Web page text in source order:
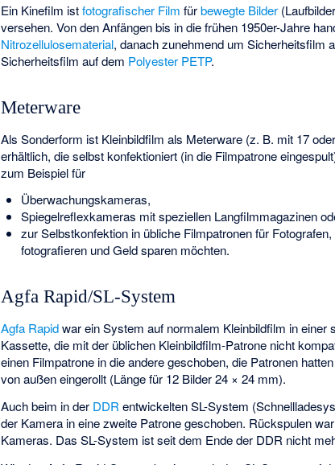
Ein Kinefilm istfotografischer Film fürbewegte Bilder
versehen. Von den Anfängen bis in die frühen 1950er-Jahre
Nitrozellulosematerial, danach zunehmend um Sicherheitsfilm
Sicherheitsfilm auf dem Polyester PETP.
Meterware
Als Sonderform ist Kleinbildfilm als Meterware (z. B. mit 17
erhältlich, die selbst konfektioniert (in die Filmpatrone
zum Beispiel für
Überwachungskameras,
Spiegelreflexkameras mit speziellen Langfilmmagazinen
zur Selbstkonfektion in übliche Filmpatronen für Fotografen,
fotografieren und Geld sparen möchten.
Agfa Rapid/SL-System
Agfa Rapidwar ein System auf normalem Kleinbildfilm in einer
Kassette, die mit der üblichen Kleinbildfilm-Patrone nicht
einen Filmpatrone in die andere geschoben, die Patronen
von außen eingerollt (Länge für 12 Bilder 24 × 24 mm).
Auch beim in der DDRentwickeltenSL-System
der Kamera in eine zweite Patrone geschoben. Rückspulen
Kameras. Das SL-System ist seit dem Ende der DDR nicht